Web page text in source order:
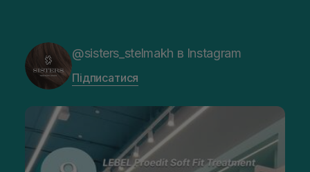
@sisters_stelmakh в Instagram
Підписатися